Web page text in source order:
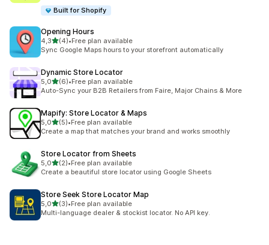
Built for Shopify
Opening Hours
4,3na 5 gwiazdek
(4)
Łączna liczba recenzji: 4
•Free plan available
Sync Google Maps hours to your storefront automatically
Dynamic Store Locator
5,0na 5 gwiazdek
(6)
Łączna liczba recenzji: 6
•Free plan available
Auto-Sync your B2B Retailers from Faire, Major Chains & More
Mapify: Store Locator & Maps
5,0na 5 gwiazdek
(5)
Łączna liczba recenzji: 5
•Free plan available
Create a map that matches your brand and works smoothly
Store Locator from Sheets
5,0na 5 gwiazdek
(2)
Łączna liczba recenzji: 2
•Free plan available
Create a beautiful store locator using Google Sheets
Store Seek Store Locator Map
5,0na 5 gwiazdek
(3)
Łączna liczba recenzji: 3
•Free plan available
Multi-language dealer & stockist locator. No API key.